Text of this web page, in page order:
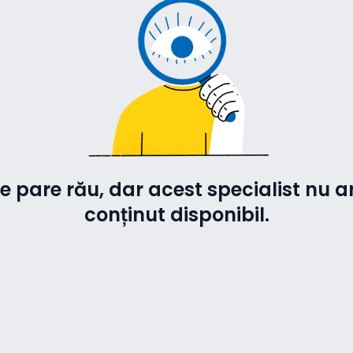
pare rău, dar acest specialist nu
conținut disponibil.